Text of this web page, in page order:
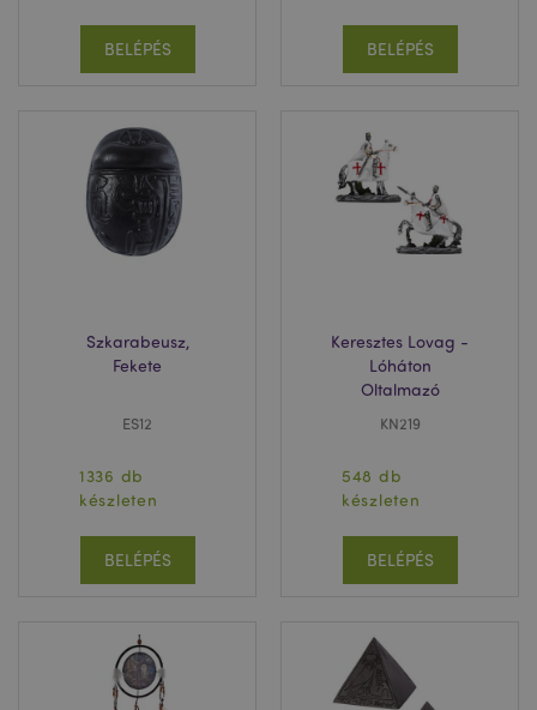
BELÉPÉS BELÉPÉS
Szkarabeusz,
Fekete
ES12
1336 db
készleten
BELÉPÉS
Keresztes Lovag -
Lóháton
Oltalmazó
KN219
548 db
készleten
BELÉPÉS
www.puckator.hu
recently_viewed_product
Adobe Inc.
mage-cache-storage
Adobe Inc.